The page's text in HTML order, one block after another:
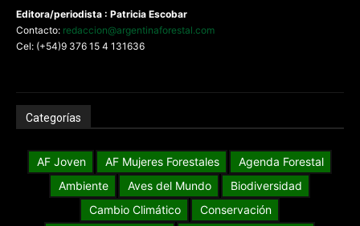
Editora/periodista : Patricia Escobar
Contacto: redaccion@argentinaforestal.com
Cel: (+54)9 376 15 4 131636
Categorías
AF Joven AF Mujeres Forestales
Agenda Forestal
Ambiente
Aves del Mundo
Biodiversidad
Cambio Climático
Conservación